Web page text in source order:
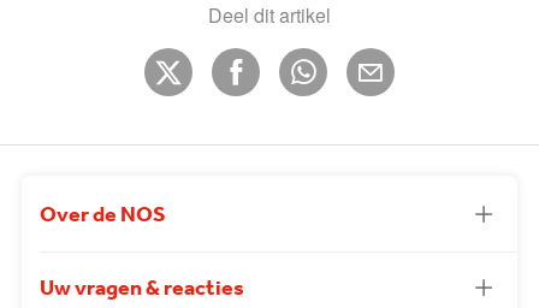
Deel dit artikel
Over de NOS
Uw vragen & reacties